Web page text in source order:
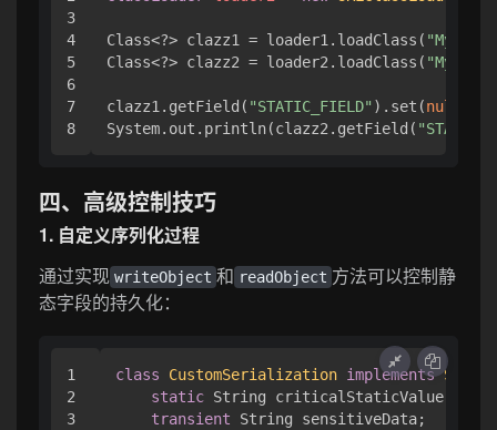
3
4
5
6
7
Class<?> clazz1 = loader1.loadClass(
Class<?> clazz2 = loader2.loadClass(
clazz1.getField( "STATIC_FIELD" ).set(null
System.out.println(clazz2.getField(
四、高级控制技巧
1. 自定义序列化过程
通过实现 writeObject 和 readObject 方法可以控制静
态字段的持久化：
1
2
3
class CustomSerialization implements
static String criticalStaticValue;
transient String sensitiveData;